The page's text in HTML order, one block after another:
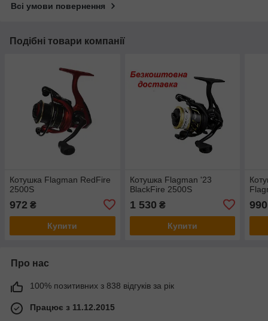
Всі умови повернення
Подібні товари компанії
Котушка Flagman RedFire
2500S
972 ₴
Купити
Котушка Flagman '23
BlackFire 2500S
1 530 ₴
Купити
990
Про нас
100% позитивних з 838 відгуків за рік
Працює з 11.12.2015